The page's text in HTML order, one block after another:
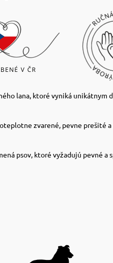
lana, ktoré vyniká unikátnym
zvarené, pevne
psov, ktoré vyžadujú pevné a